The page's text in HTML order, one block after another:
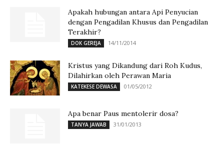
Apakah hubungan antara Api Penyucian
dengan Pengadilan Khusus dan Pengadilan
Terakhir?
DOK GEREJA 14/11/2014
Kristus yang Dikandung dari Roh Kudus,
Dilahirkan oleh Perawan Maria
KATEKESE DEWASA 01/05/2012
Apa benar Paus mentolerir dosa?
TANYA JAWAB 31/01/2013